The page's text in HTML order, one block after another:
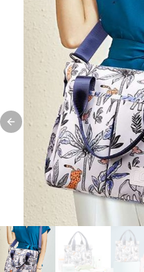
Previous slide